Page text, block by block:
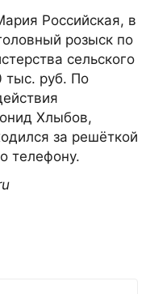
Российская, в
розыск по
сельского
тыс. руб. По
Хлыбов,
за решёткой
телефону.